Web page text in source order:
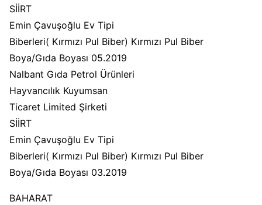
SİİRT
Emin Çavuşoğlu Ev Tipi
Biberleri( Kırmızı Pul Biber) Kırmızı Pul Biber
Boya/Gıda Boyası 05.2019
Nalbant Gıda Petrol Ürünleri
Hayvancılık Kuyumsan
Ticaret Limited Şirketi
SİİRT
Emin Çavuşoğlu Ev Tipi
Biberleri( Kırmızı Pul Biber) Kırmızı Pul Biber
Boya/Gıda Boyası 03.2019
BAHARAT